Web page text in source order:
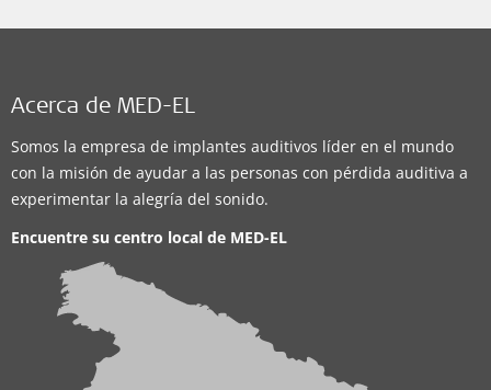
Acerca de MED-EL
Somos la empresa de implantes auditivos líder en el mundo
con la misión de ayudar a las personas con pérdida auditiva a
experimentar la alegría del sonido.
Encuentre su centro local de MED-EL